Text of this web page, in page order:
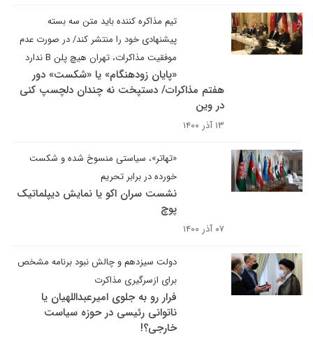
تیم مذاکره کننده باید متن سه بسته
پیشنهادی خود را منتشر کند/ در صورت عدم
موفقیت مذاکرات، تهران هیچ پلن B ندارد
«پایان زودهنگام» یا «شکست» دور
هفتم مذاکرات/ دستپخت نه چندان دلچسپ کنی
در وین
۱۳ آذر ۱۴۰۰
«تهاتر»، سیاستی منسوخ شده و شکست
خورده در برابر تحریم
نشست سران اکو یا نمایش دیپلماتیک
پوچ
۰۷ آذر ۱۴۰۰
دولت سیزدهم و چالش نبود برنامه مشخص
برای ازسرگیری مذاکرت
فرار رو به جلوی امیرعبداللهیان یا
ناتوانی رئیسی در حوزه سیاست
خارجی؟!